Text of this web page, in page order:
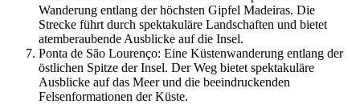
Wanderung entlang der höchsten Gipfel Madeiras. Die
Strecke führt durch spektakuläre Landschaften und bietet
atemberaubende Ausblicke auf die Insel.
Ponta de São Lourenço: Eine Küstenwanderung entlang der
östlichen Spitze der Insel. Der Weg bietet spektakuläre
Ausblicke auf das Meer und die beeindruckenden
Felsenformationen der Küste.